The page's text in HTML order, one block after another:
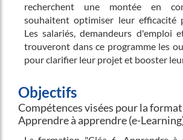
recherchent une montée en
souhaitent optimiser leur efficacité
Les salariés, demandeurs d'emploi
trouveront dans ce programme les
pour clarifier leur projet et booster
Objectifs
Compétences visées pour la
Apprendre à apprendre (e-